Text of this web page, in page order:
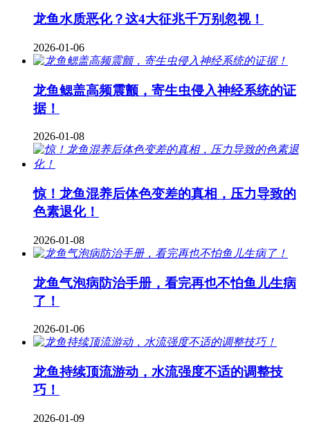
龙鱼水质恶化？这4大征兆千万别忽视！
2026-01-06
龙鱼鳃盖高频震颤，寄生虫侵入神经系统的证
据！
2026-01-08
惊！龙鱼混养后体色变差的真相，压力导致的
色素退化！
2026-01-08
龙鱼气泡病防治手册，看完再也不怕鱼儿生病
了！
2026-01-06
龙鱼持续顶流游动，水流强度不适的调整技
巧！
2026-01-09